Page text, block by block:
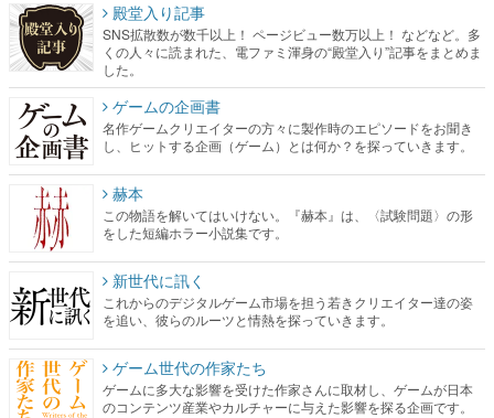
殿堂入り記事
SNS拡散数が数千以上！ ページビュー数万以上！ などなど。多
くの人々に読まれた、電ファミ渾身の“殿堂入り”記事をまとめま
した。
ゲームの企画書
名作ゲームクリエイターの方々に製作時のエピソードをお聞き
し、ヒットする企画（ゲーム）とは何か？を探っていきます。
赫本
この物語を解いてはいけない。『赫本』は、〈試験問題〉の形
をした短編ホラー小説集です。
新世代に訊く
これからのデジタルゲーム市場を担う若きクリエイター達の姿
を追い、彼らのルーツと情熱を探っていきます。
ゲーム世代の作家たち
ゲームに多大な影響を受けた作家さんに取材し、ゲームが日本
のコンテンツ産業やカルチャーに与えた影響を探る企画です。